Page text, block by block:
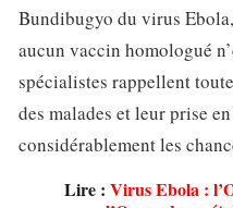
Bundibugyo du virus
aucun vaccin homologué
spécialistes rappellent
des malades et leur prise
considérablement les
Lire : Virus Ebola :